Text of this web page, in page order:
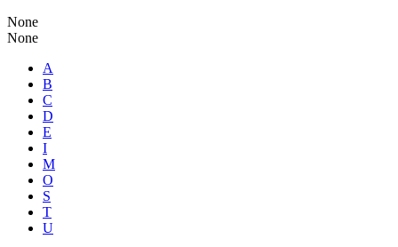
None
None
A
B
C
D
E
I
M
O
S
T
U